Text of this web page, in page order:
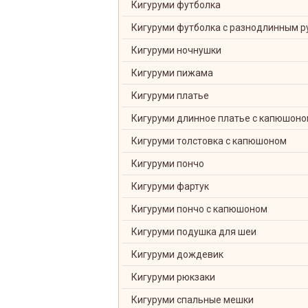
Кигуруми футболка
Кигуруми футболка с разнодлинным
Кигуруми ночнушки
Кигуруми пижама
Кигуруми платье
Кигуруми длинное платье с
Кигуруми толстовка с капюшоном
Кигуруми пончо
Кигуруми фартук
Кигуруми пончо с капюшоном
Кигуруми подушка для шеи
Кигуруми дождевик
Кигуруми рюкзаки
Кигуруми спальные мешки